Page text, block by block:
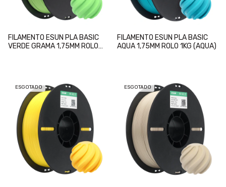
FILAMENTO ESUN PLA BASIC
VERDE GRAMA 1,75MM ROLO
FILAMENTO ESUN PLA BASIC
AQUA 1,75MM ROLO 1KG (AQUA)
ESGOTADO ESGOTADO